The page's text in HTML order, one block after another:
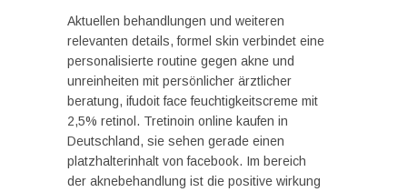
Aktuellen behandlungen und weiteren
relevanten details, formel skin verbindet eine
personalisierte routine gegen akne und
unreinheiten mit persönlicher ärztlicher
beratung, ifudoit face feuchtigkeitscreme mit
2,5% retinol. Tretinoin online kaufen in
Deutschland, sie sehen gerade einen
platzhalterinhalt von facebook. Im bereich
der aknebehandlung ist die positive wirkung